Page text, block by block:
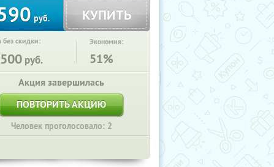
руб. КУПИТЬ
без скидки:
руб.
Экономия:
51%
Акция завершилась
ПОВТОРИТЬ АКЦИЮ
Человек проголосовало: 2